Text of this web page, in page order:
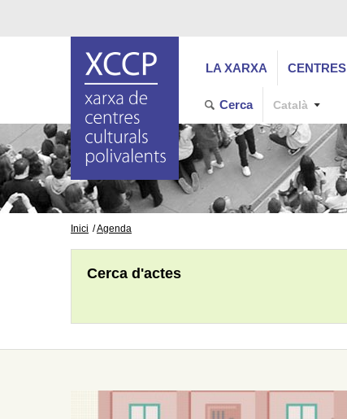
LA XARXA CENTRES
Cerca Català
Inici Agenda
Cerca d'actes